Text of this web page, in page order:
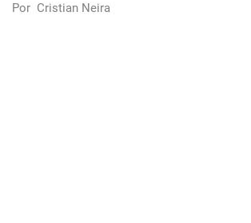
Por Cristian Neira